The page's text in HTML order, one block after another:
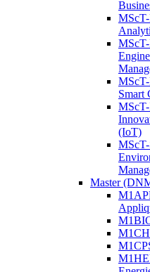
Smart
(IoT)
Master